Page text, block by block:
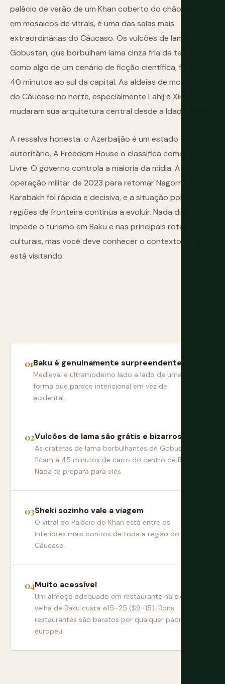
palácio de verão de um Khan coberto do chão ao teto
em mosaicos de vitrais, é uma das salas mais
extraordinárias do Cáucaso. Os vulcões de lama de
Gobustan, que borbulham lama cinza fria da terra
como algo de um cenário de ficção científica, ficam a
40 minutos ao sul da capital. As aldeias de montanha
do Cáucaso no norte, especialmente Lahij e Xinaliq, não
mudaram sua arquitetura central desde a Idade Média.
A ressalva honesta: o Azerbaijão é um estado
autoritário. A Freedom House o classifica como Não
Livre. O governo controla a maioria da mídia. A
operação militar de 2023 para retomar Nagorno-
Karabakh foi rápida e decisiva, e a situação política nas
regiões de fronteira continua a evoluir. Nada disso
impede o turismo em Baku e nas principais rotas
culturais, mas você deve conhecer o contexto em que
está visitando.
Baku é genuinamente surpreendente
Medieval e ultramoderno lado a lado de uma
forma que parece intencional em vez de
acidental.
Vulcões de lama são grátis e bizarros
As crateras de lama borbulhantes de Gobustan
ficam a 45 minutos de carro do centro de Baku.
Nada te prepara para eles.
Sheki sozinho vale a viagem
O vitral do Palácio do Khan está entre os
interiores mais bonitos de toda a região do
Cáucaso.
Muito acessível
Um almoço adequado em restaurante na cidade
velha de Baku custa ₼15–25 ($9–15). Bons
restaurantes são baratos por qualquer padrão
europeu.